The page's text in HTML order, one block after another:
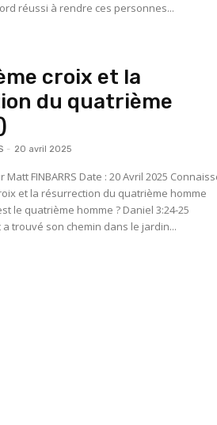
réussi à rendre ces personnes...
croix et la
du quatrième
- 20 avril 2025
: 20 Avril 2025 Connaissez-
et la résurrection du quatrième homme
le quatrième homme ? Daniel 3:24-25
trouvé son chemin dans le jardin...